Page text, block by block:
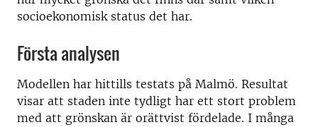
socioekonomisk status det har.
Första analysen
Modellen har hittills testats på Malmö. Resultat
visar att staden inte tydligt har ett stort problem
med att grönskan är orättvist fördelade. I många